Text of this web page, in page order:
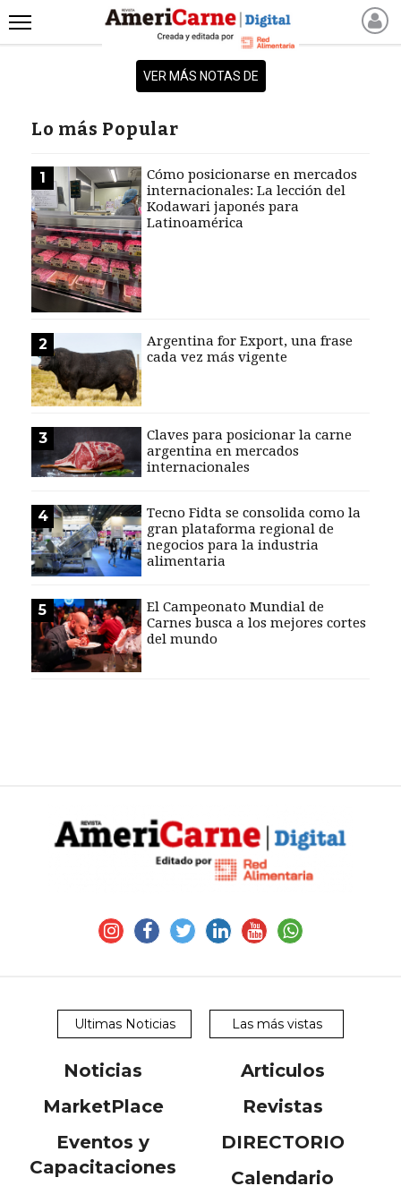
NOTICIAS RECIENTES
NOTICIAS
PRODUCCIÓN
PROCESO
PRODUCTO
NUEVOS PRODUCTOS
MARKETPLACE
REVISTAS
REVISTAS
CATÁLOGO DE CORTES
DE CARNE VACUNA
CAPACITACIONES
DIRECTORIO
MEDIA KIT
TEMAS DESTACADOS
CARNE
FRIGORIFICO
VACAS
INVESTIGACIÓN
TÉRMINOS
CONDICIONES
MAPA
SOMOS
VER MÁS NOTAS DE
Lo más Popular
1
Cómo posicionarse en mercados
internacionales: La lección del
Kodawari japonés para
Latinoamérica
2
Argentina for Export, una frase
cada vez más vigente
3
Claves para posicionar la carne
argentina en mercados
internacionales
4
Tecno Fidta se consolida como la
gran plataforma regional de
negocios para la industria
alimentaria
5
El Campeonato Mundial de
Carnes busca a los mejores cortes
del mundo
Ultimas Noticias Las más vistas
Noticias
Articulos
MarketPlace
Revistas
Eventos y
Capacitaciones
DIRECTORIO
Calendario